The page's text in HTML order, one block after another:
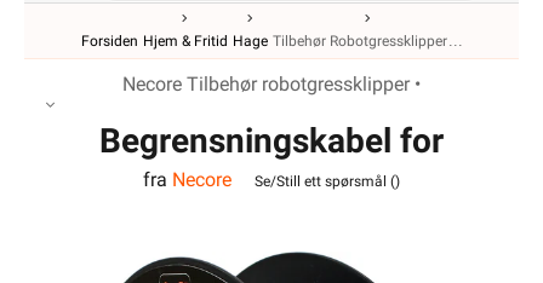
Forsiden Hjem & Fritid Hage Tilbehør Robotgressklipper
Necore Tilbehør robotgressklipper •
Begrensningskabel for
robotgressklipper 50m
fra Necore Se/Still ett spørsmål ()